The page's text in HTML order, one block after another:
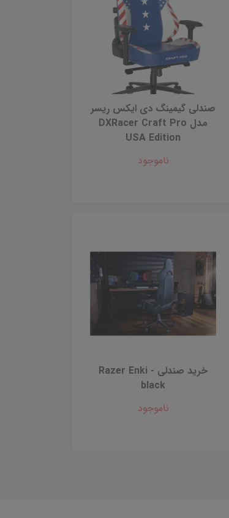
صندلى گيمينگ دى ايكس ريسر
مدل DXRacer Craft Pro
USA Edition
ناموجود
خرید صندلی Razer Enki -
black
ناموجود